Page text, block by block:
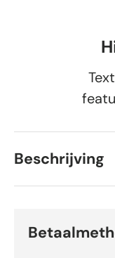
Beschrijving